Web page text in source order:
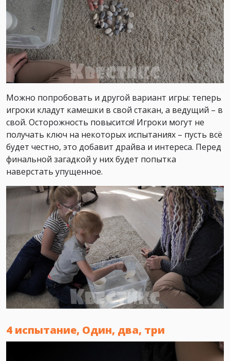
Можно попробовать и другой вариант игры: теперь
игроки кладут камешки в свой стакан, а ведущий – в
свой. Осторожность повысится! Игроки могут не
получать ключ на некоторых испытаниях – пусть всё
будет честно, это добавит драйва и интереса. Перед
финальной загадкой у них будет попытка
наверстать упущенное.
4 испытание, Один, два, три